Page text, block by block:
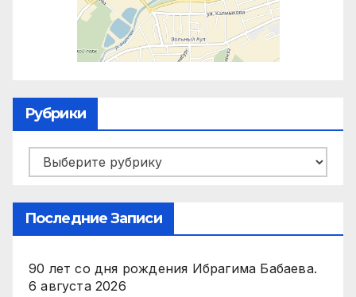
Рубрики
Рубрики
Последние Записи
90 лет со дня рождения Ибрагима Бабаева.
6 августа 2026